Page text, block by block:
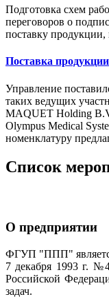
Подготовка схем
переговоров о
поставку
Поставка
Управление
таких ведущих
MAQUET Holding
Olympus Medical
номенклатуру
Список
О предприятии
ФГУП "ППП" является
7 декабря 1993 г.
Российской
задач.